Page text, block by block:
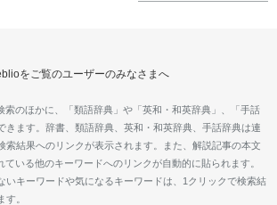
をご覧のユーザーのみなさまへ
索のほかに、「類語辞典」や「英和・和英辞典」、「手話
きます。辞書、類語辞典、英和・和英辞典、手話辞典は連
索結果へのリンクが表示されます。また、解説記事の本文
ている他のキーワードへのリンクが自動的に貼られます。
いキーワードや気になるキーワードは、1クリックで検索結
。